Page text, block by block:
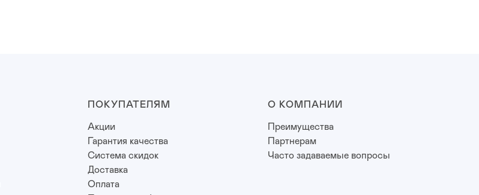
ПОКУПАТЕЛЯМ
Акции
Гарантия качества
Система скидок
Доставка
Оплата
О КОМПАНИИ
Преимущества
Партнерам
Часто задаваемые вопросы